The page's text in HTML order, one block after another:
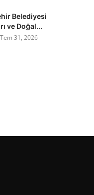
Belediyesi
ve Doğal...
Tem 31, 2026